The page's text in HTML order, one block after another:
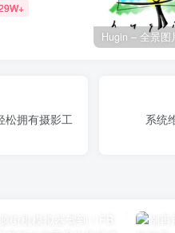
松拥有摄影工
系统